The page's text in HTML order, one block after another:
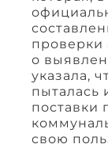
проверки
о
указала,
пыталась
поставки
свою